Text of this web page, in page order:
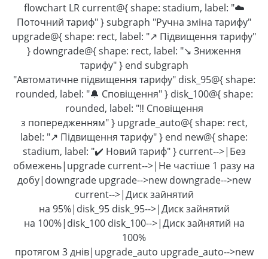
flowchart LR current@{ shape: stadium, label: "☁️
Поточний тариф" } subgraph "Ручна зміна тарифу"
upgrade@{ shape: rect, label: "↗️ Підвищення тарифу"
} downgrade@{ shape: rect, label: "↘️ Зниження
тарифу" } end subgraph
"Автоматичне підвищення тарифу" disk_95@{ shape:
rounded, label: "🔔 Сповіщення" } disk_100@{ shape:
rounded, label: "‼️ Сповіщення
з попередженням" } upgrade_auto@{ shape: rect,
label: "↗️ Підвищення тарифу" } end new@{ shape:
stadium, label: "✔️ Новий тариф" } current-->|Без
обмежень|upgrade current-->|Не частіше 1 разу на
добу|downgrade upgrade-->new downgrade-->new
current-->|Диск зайнятий
на 95%|disk_95 disk_95-->|Диск зайнятий
на 100%|disk_100 disk_100-->|Диск зайнятий на
100%
протягом 3 днів|upgrade_auto upgrade_auto-->new